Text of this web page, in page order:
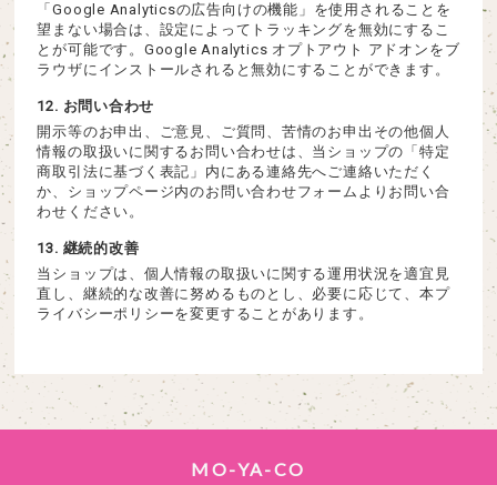
「Google Analyticsの広告向けの機能」を使用されることを
望まない場合は、設定によってトラッキングを無効にするこ
とが可能です。Google Analytics オプトアウト アドオンをブ
ラウザにインストールされると無効にすることができます。
12. お問い合わせ
開示等のお申出、ご意見、ご質問、苦情のお申出その他個人
情報の取扱いに関するお問い合わせは、当ショップの「特定
商取引法に基づく表記」内にある連絡先へご連絡いただく
か、ショップページ内のお問い合わせフォームよりお問い合
わせください。
13. 継続的改善
当ショップは、個人情報の取扱いに関する運用状況を適宜見
直し、継続的な改善に努めるものとし、必要に応じて、本プ
ライバシーポリシーを変更することがあります。
MO-YA-CO